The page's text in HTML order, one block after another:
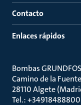
Contacto
Enlaces rápidos
Bombas
Camino de la
28110 Algete
Tel.: